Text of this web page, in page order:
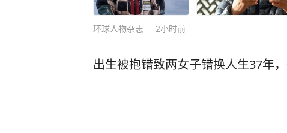
环球人物杂志 2小时前
出生被抱错致两女子错换人生37年